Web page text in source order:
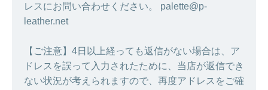
レスにお問い合わせください。 palette@p-
leather.net
【ご注意】4日以上経っても返信がない場合は、ア
ドレスを誤って入力されたために、当店が返信でき
ない状況が考えられますので、再度アドレスをご確